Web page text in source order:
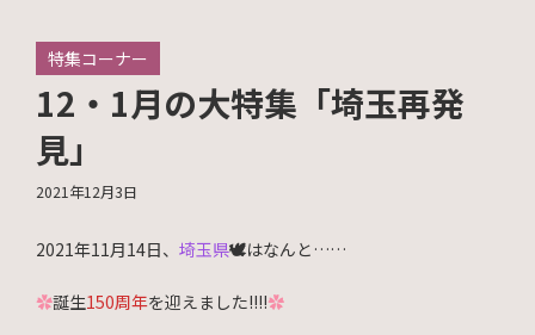
特集コーナー
12・1月の大特集「埼玉再発
見」
2021年12月3日
2021年11月14日、 埼玉県🕊はなんと……
✿誕生150周年を迎えました!!!!✿